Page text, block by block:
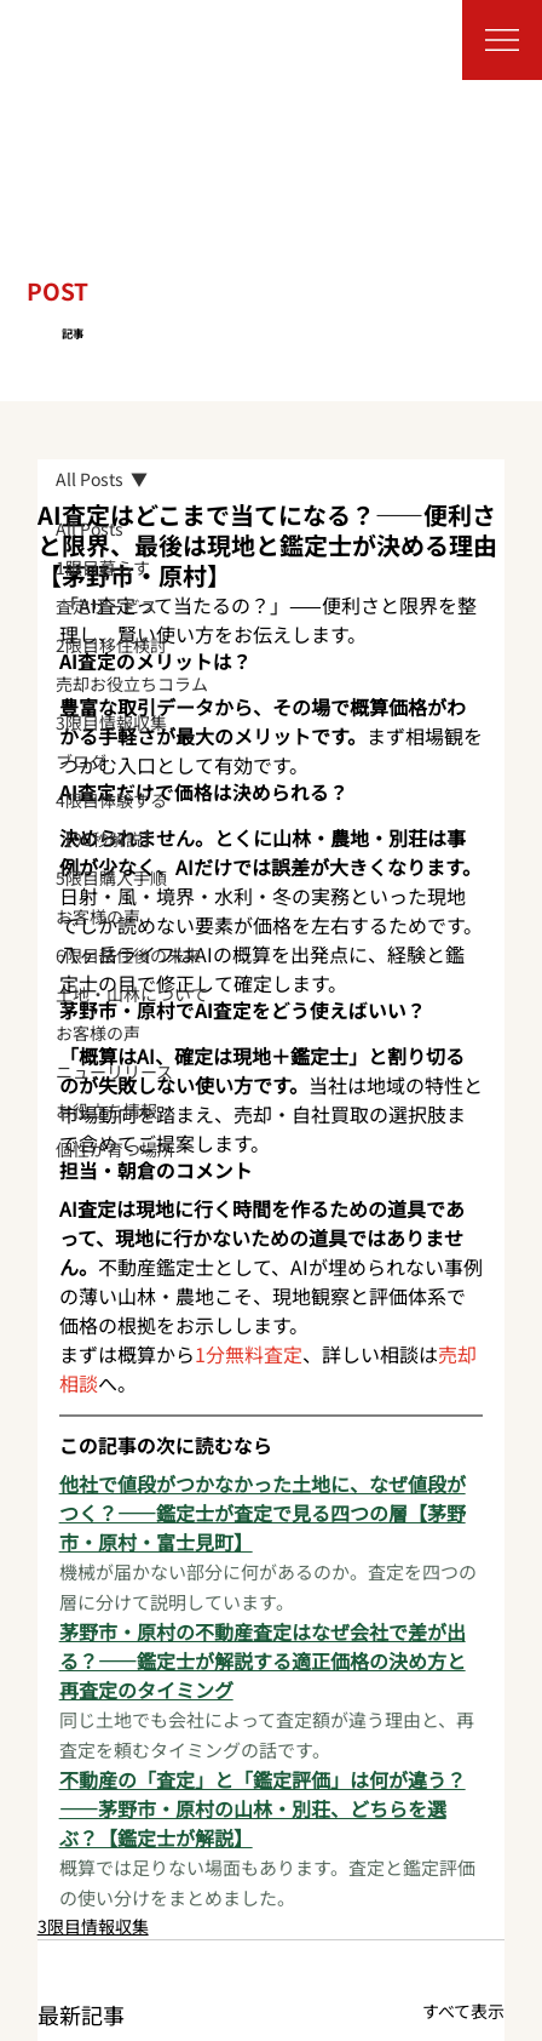
POST
記事
All Posts
1限目暮らす
査定サービス
2限目移住検討
売却お役立ちコラム
3限目情報収集
ブログ
4限目体験する
【90秒解説】
5限目購入手順
お客様の声
6限目移住後の未来
土地・山林について
お客様の声
ニューリリース
お役立ち情報
個性が育つ場所
All Posts
AI査定はどこまで当てになる？——便利さ
と限界、最後は現地と鑑定士が決める理由
【茅野市・原村】
「AI査定って当たるの？」——便利さと限界を整
理し、賢い使い方をお伝えします。
AI査定のメリットは？
豊富な取引データから、その場で概算価格がわ
かる手軽さが最大のメリットです。 まず相場観を
つかむ入口として有効です。
AI査定だけで価格は決められる？
決められません。とくに山林・農地・別荘は事
例が少なく、AIだけでは誤差が大きくなります。
日射・風・境界・水利・冬の実務といった現地
でしか読めない要素が価格を左右するためです。
八ヶ岳ライフはAIの概算を出発点に、経験と鑑
定士の目で修正して確定します。
茅野市・原村でAI査定をどう使えばいい？
「概算はAI、確定は現地＋鑑定士」と割り切る
のが失敗しない使い方です。 当社は地域の特性と
市場動向を踏まえ、売却・自社買取の選択肢ま
で含めてご提案します。
担当・朝倉のコメント
AI査定は現地に行く時間を作るための道具であ
って、現地に行かないための道具ではありませ
ん。 不動産鑑定士として、AIが埋められない事例
の薄い山林・農地こそ、現地観察と評価体系で
価格の根拠をお示しします。
まずは概算から1分無料査定、詳しい相談は売却
相談へ。
この記事の次に読むなら
他社で値段がつかなかった土地に、なぜ値段が
つく？——鑑定士が査定で見る四つの層【茅野
市・原村・富士見町】
機械が届かない部分に何があるのか。査定を四つの
層に分けて説明しています。
茅野市・原村の不動産査定はなぜ会社で差が出
る？——鑑定士が解説する適正価格の決め方と
再査定のタイミング
同じ土地でも会社によって査定額が違う理由と、再
査定を頼むタイミングの話です。
不動産の「査定」と「鑑定評価」は何が違う？
——茅野市・原村の山林・別荘、どちらを選
ぶ？【鑑定士が解説】
概算では足りない場面もあります。査定と鑑定評価
の使い分けをまとめました。
3限目情報収集
最新記事 すべて表示